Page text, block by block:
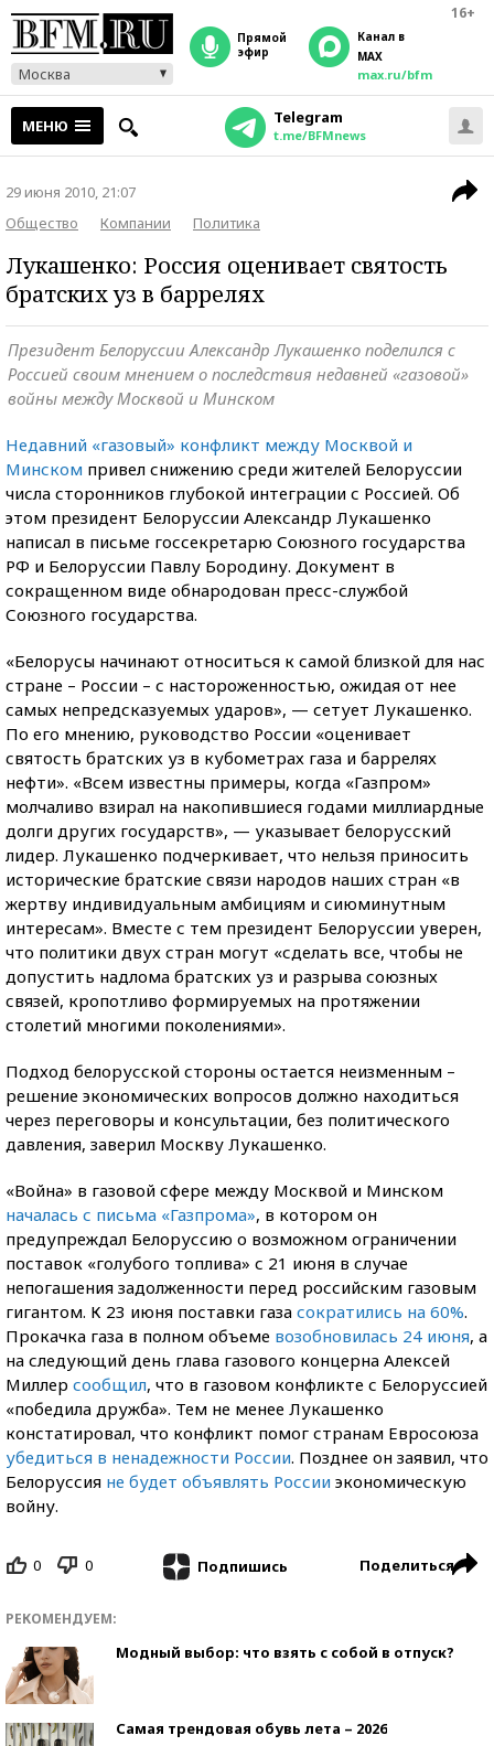
16+
Москва
прямой
эфир
Канал в
MAX
max.ru/bfm
МЕНЮ Telegram
t.me/BFMnews
29 июня 2010, 21:07
Общество
Компании Политика
Лукашенко: Россия оценивает святость
братских уз в баррелях
Президент Белоруссии Александр Лукашенко поделился с
Россией своим мнением о последствия недавней «газовой»
войны между Москвой и Минском
Недавний «газовый» конфликт между Москвой и
Минском привел снижению среди жителей Белоруссии
числа сторонников глубокой интеграции с Россией. Об
этом президент Белоруссии Александр Лукашенко
написал в письме госсекретарю Союзного государства
РФ и Белоруссии Павлу Бородину. Документ в
сокращенном виде обнародован пресс-службой
Союзного государства.
«Белорусы начинают относиться к самой близкой для нас
стране – России – с настороженностью, ожидая от нее
самых непредсказуемых ударов», — сетует Лукашенко.
По его мнению, руководство России «оценивает
святость братских уз в кубометрах газа и баррелях
нефти». «Всем известны примеры, когда «Газпром»
молчаливо взирал на накопившиеся годами миллиардные
долги других государств», — указывает белорусский
лидер. Лукашенко подчеркивает, что нельзя приносить
исторические братские связи народов наших стран «в
жертву индивидуальным амбициям и сиюминутным
интересам». Вместе с тем президент Белоруссии уверен,
что политики двух стран могут «сделать все, чтобы не
допустить надлома братских уз и разрыва союзных
связей, кропотливо формируемых на протяжении
столетий многими поколениями».
Подход белорусской стороны остается неизменным –
решение экономических вопросов должно находиться
через переговоры и консультации, без политического
давления, заверил Москву Лукашенко.
«Война» в газовой сфере между Москвой и Минском
началась с письма «Газпрома», в котором он
предупреждал Белоруссию о возможном ограничении
поставок «голубого топлива» с 21 июня в случае
непогашения задолженности перед российским газовым
гигантом. К 23 июня поставки газа сократились на 60%.
Прокачка газа в полном объеме возобновилась 24 июня, а
на следующий день глава газового концерна Алексей
Миллер сообщил, что в газовом конфликте с Белоруссией
«победила дружба». Тем не менее Лукашенко
констатировал, что конфликт помог странам Евросоюза
убедиться в ненадежности России. Позднее он заявил, что
Белоруссия не будет объявлять России экономическую
войну.
0 0 Подпишись Поделиться
РЕКОМЕНДУЕМ:
Модный выбор: что взять с собой в отпуск?
Самая трендовая обувь лета – 2026